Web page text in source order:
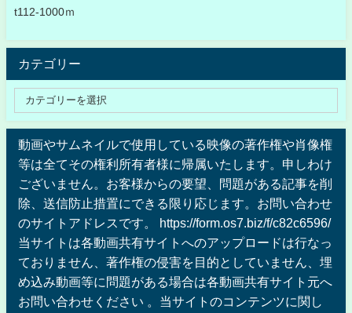
t112-1000ｍ
カテゴリー
動画やサムネイルで使用している映像の著作権や肖像権
等は全てその権利所有者様に帰属いたします。申しわけ
ございません。お客様からの要望、問題がある記事を削
除、送信防止措置にできる限り応じます。お問い合わせ
のサイトアドレスです。 https://form.os7.biz/f/c82c6596/
当サイトは各動画共有サイトへのアップロードは行なっ
ておりません、著作権の侵害を目的としていません、埋
め込み動画等に問題がある場合は各動画共有サイト元へ
お問い合わせください 。当サイトのコンテンツに関し